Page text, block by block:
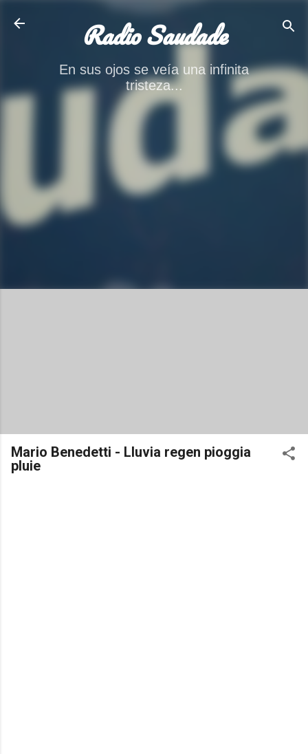
Radio Saudade
En sus ojos se veía una infinita
tristeza...
Mario Benedetti - Lluvia regen pioggia
pluie